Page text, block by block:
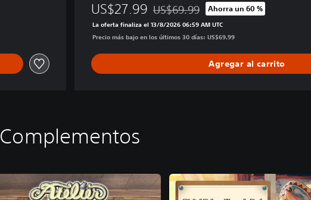
US$27.99 Rebajado del precio original de US$69.99
US$69.99 Ahorra un 60 %
La oferta finaliza el 13/8/2026 06:59 AM UTC
Precio más bajo en los últimos 30 días: US$69.99
Agregar al carrito
Complementos